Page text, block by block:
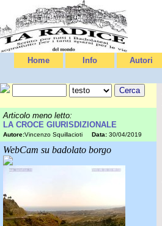
Home Info Autori
Articolo meno letto:
LA CROCE GIURISDIZIONALE
Autore:Vincenzo Squillacioti Data: 30/04/2019
WebCam su badolato borgo